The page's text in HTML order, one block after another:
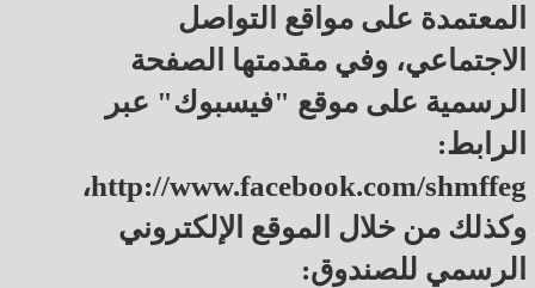
المعتمدة على مواقع التواصل
الاجتماعي، وفي مقدمتها الصفحة
الرسمية على موقع "فيسبوك" عبر
الرابط:
http://www.facebook.com/shmffeg،
وكذلك من خلال الموقع الإلكتروني
الرسمي للصندوق: